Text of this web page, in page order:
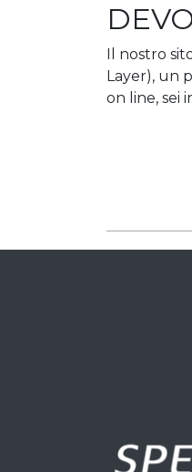
Il nostro
Layer), un
on line, sei